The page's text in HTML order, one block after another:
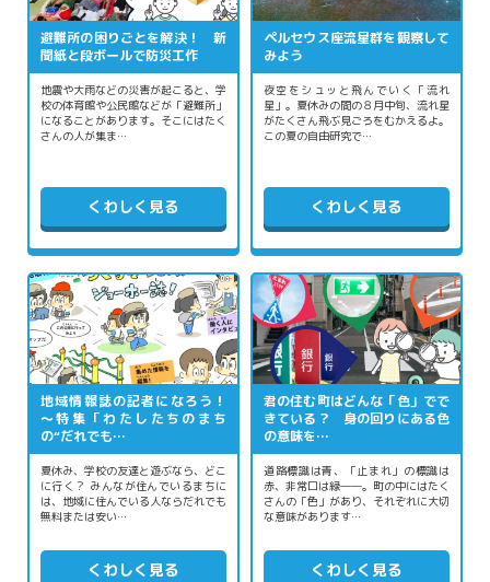
避難所の困りごとを解決！ 新
聞紙と段ボールで防災工作
地震や大雨などの災害が起こると、学
校の体育館や公民館などが「避難所」
になることがあります。そこにはたく
さんの人が集ま…
くわしく見る
ペルセウス座流星群を観察して
みよう
夜空をシュッと飛んでいく「流れ
星」。夏休みの間の８月中旬、流れ星
がたくさん飛ぶ見ごろをむかえるよ。
この夏の自由研究で…
くわしく見る
地域情報誌の記者になろう！
～特集「わたしたちのまち
の“だれでも…
夏休み、学校の友達と遊ぶなら、どこ
に行く？ みんなが住んでいるまちに
は、地域に住んでいる人ならだれでも
無料または安い…
くわしく見る
君の住む町はどんな「色」でで
きている？ 身の回りにある色
の意味を…
道路標識は青、「止まれ」の標識は
赤、非常口は緑――。町の中にはたく
さんの「色」があり、それぞれに大切
な意味があります…
くわしく見る